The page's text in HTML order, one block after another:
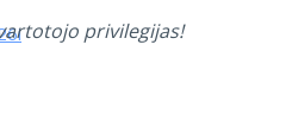
privilegijas!